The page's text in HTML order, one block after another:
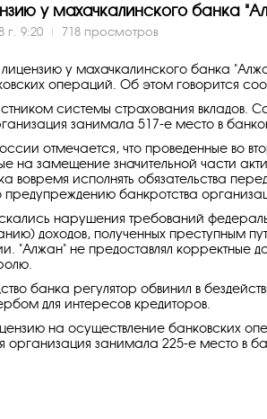
у махачкалинского банка
г. 9:20 | 718 просмотров
лицензию у махачкалинского банка
операций. Об этом говорится
системы страхования вкладов.
занимала 517-е место в
отмечается, что проведенные во
на замещение значительной части
вовремя исполнять обязательства
банкротства
нарушения требований
доходов, полученных преступным
"Алжан" не предоставлял корректные
банка регулятор обвинил в
для интересов кредиторов.
на осуществление банковских
организация занимала 225-е место в